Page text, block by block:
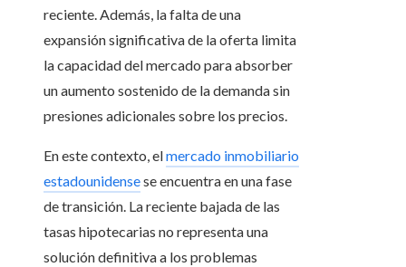
reciente. Además, la falta de una
expansión significativa de la oferta limita
la capacidad del mercado para absorber
un aumento sostenido de la demanda sin
presiones adicionales sobre los precios.
En este contexto, elmercado inmobiliario
estadounidensese encuentra en una fase
de transición. La reciente bajada de las
tasas hipotecarias no representa una
solución definitiva a los problemas